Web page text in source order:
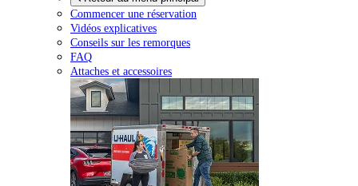
Commencer une réservation
Vidéos explicatives
Conseils sur les remorques
FAQ
Attaches et accessoires